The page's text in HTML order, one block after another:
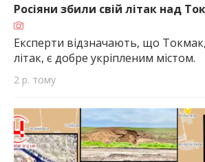
Росіяни збили свій літак над
Експерти відзначають, що
літак, є добре укріпленим містом.
2 р. тому